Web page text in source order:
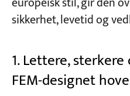
sikkerhet, levetid og
1. Lettere,
FEM-designet